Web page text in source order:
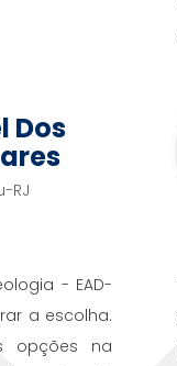
Dos
RJ
- EAD-
a escolha.
opções na